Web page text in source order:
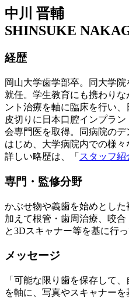
中川 晋輔
SHINSUKE
経歴
岡山大学歯学部卒。同大学
就任。学生教育にも携わり
ント治療を軸に臨床を行い
皮切りに日本口腔インプラ
会専門医を取得。同病院の
はじめ、大学病院内での様々
詳しい略歴は、「 スタッフ紹
専門・監修分野
かぶせ物や義歯を始めとし
加えて根管・歯周治療、咬
と3Dスキャナー等を基に行っ
メッセージ
「可能な限り歯を保存して
を軸に、写真やスキャナー